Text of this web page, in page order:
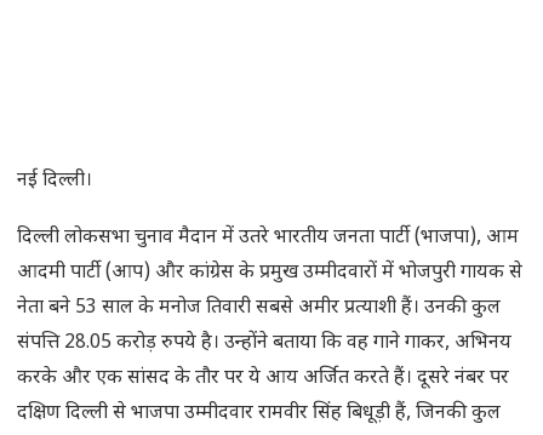
नई दिल्ली।
दिल्ली लोकसभा चुनाव मैदान में उतरे भारतीय जनता पार्टी (भाजपा), आम
आदमी पार्टी (आप) और कांग्रेस के प्रमुख उम्मीदवारों में भोजपुरी गायक से
नेता बने 53 साल के मनोज तिवारी सबसे अमीर प्रत्याशी हैं। उनकी कुल
संपत्ति 28.05 करोड़ रुपये है। उन्होंने बताया कि वह गाने गाकर, अभिनय
करके और एक सांसद के तौर पर ये आय अर्जित करते हैं। दूसरे नंबर पर
दक्षिण दिल्ली से भाजपा उम्मीदवार रामवीर सिंह बिधूड़ी हैं, जिनकी कुल